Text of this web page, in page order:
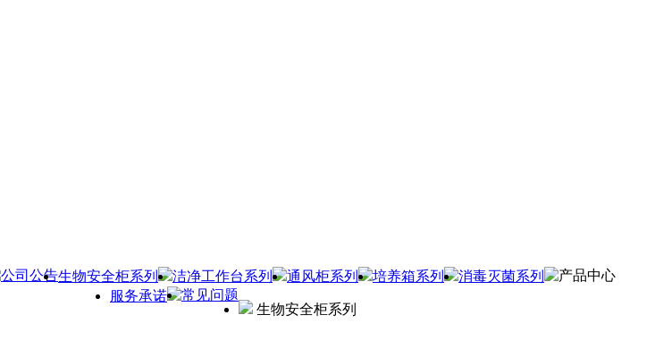
公司公告生物安全柜系列 洁净工作台系列 通风柜系列 培养箱系列
消毒灭菌系列
服务承诺 常见问题
产品中心
生物安全柜系列